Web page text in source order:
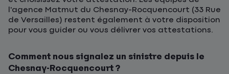
l'agence Matmut du Chesnay-Rocquencourt (33 Rue
de Versailles) restent également à votre disposition
pour vous guider ou vous délivrer vos attestations.
Comment nous signalez un sinistre depuis le
Chesnay-Rocquencourt ?